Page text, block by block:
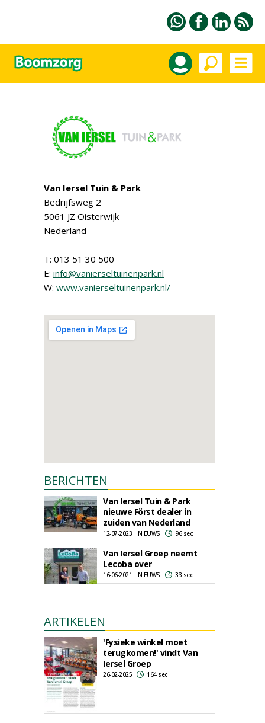
Van Iersel Tuin & Park
Bedrijfsweg 2
5061 JZ Oisterwijk
Nederland
T: 013 51 30 500
E: info@vanierseltuinenpark.nl
W: www.vanierseltuinenpark.nl/
BERICHTEN
Van Iersel Tuin & Park
nieuwe Först dealer in
zuiden van Nederland
12-07-2023 | NIEUWS 96 sec
Van Iersel Groep neemt
Lecoba over
16-06-2021 | NIEUWS 33 sec
ARTIKELEN
'Fysieke winkel moet
terugkomen!' vindt Van
Iersel Groep
26-02-2025 164 sec